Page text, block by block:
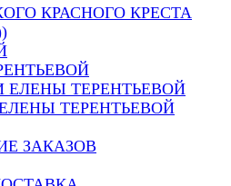
КРАСНОГО КРЕСТА
ТЕРЕНТЬЕВОЙ
ТЕРЕНТЬЕВОЙ
ЗАКАЗОВ